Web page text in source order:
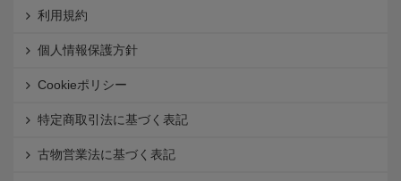
利用規約
個人情報保護方針
Cookieポリシー
特定商取引法に基づく表記
古物営業法に基づく表記